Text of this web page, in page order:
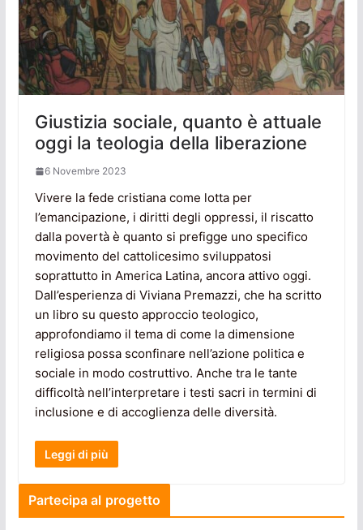
Giustizia sociale, quanto è attuale
oggi la teologia della liberazione
6 Novembre 2023
Vivere la fede cristiana come lotta per
l’emancipazione, i diritti degli oppressi, il riscatto
dalla povertà è quanto si prefigge uno specifico
movimento del cattolicesimo sviluppatosi
soprattutto in America Latina, ancora attivo oggi.
Dall’esperienza di Viviana Premazzi, che ha scritto
un libro su questo approccio teologico,
approfondiamo il tema di come la dimensione
religiosa possa sconfinare nell’azione politica e
sociale in modo costruttivo. Anche tra le tante
difficoltà nell’interpretare i testi sacri in termini di
inclusione e di accoglienza delle diversità.
Leggi di più
Partecipa al progetto